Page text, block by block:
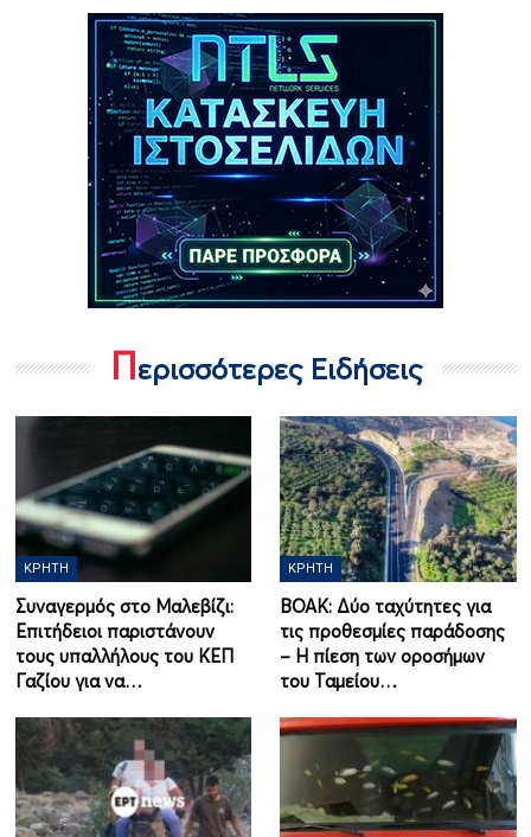
Περισσότερες Ειδήσεις
ΚΡΉΤΗ
Συναγερμός στο Μαλεβίζι:
Επιτήδειοι παριστάνουν
τους υπαλλήλους του ΚΕΠ
Γαζίου για να…
ΚΡΉΤΗ
ΒΟΑΚ: Δύο ταχύτητες για
τις προθεσμίες παράδοσης
– Η πίεση των οροσήμων
του Ταμείου…